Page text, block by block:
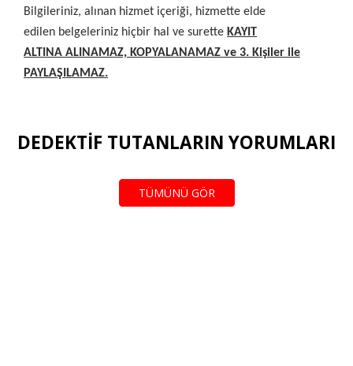
Bilgileriniz, alınan hizmet içeriği, hizmette elde
edilen belgeleriniz hiçbir hal ve surette KAYIT
ALTINA ALINAMAZ, KOPYALANAMAZ ve 3. Kişiler ile
PAYLAŞILAMAZ.
DEDEKTİF TUTANLARIN YORUMLARI
TÜMÜNÜ GÖR